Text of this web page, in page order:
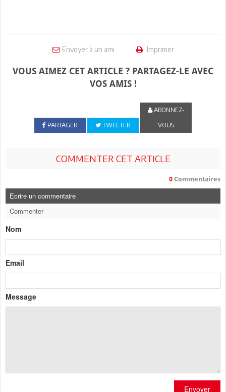
Envoyer à un ami Imprimer
VOUS AIMEZ CET ARTICLE ? PARTAGEZ-LE AVEC
VOS AMIS !
PARTAGER TWEETER
ABONNEZ-
VOUS
COMMENTER CET ARTICLE
0 Commentaires
Ecrire un commentaire
Commenter
Nom
Email
Message
Envoyer